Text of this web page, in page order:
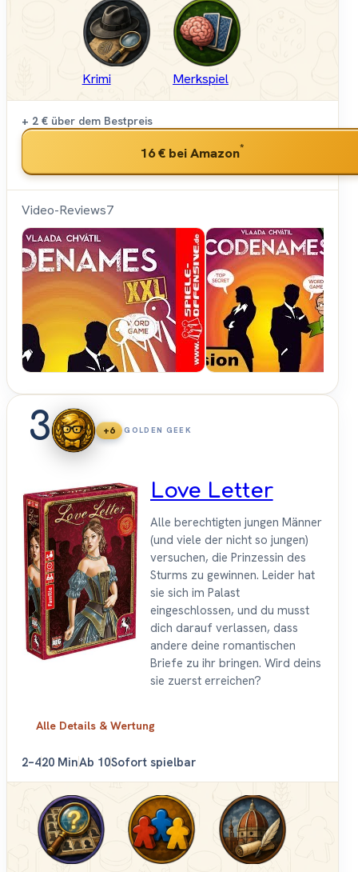
Krimi Merkspiel
+ 2 € über dem Bestpreis
16 € bei Amazon*
Video-Reviews7
Spiele-
Offensive.de
3 +6 GOLDEN GEEK
Love Letter
Alle berechtigten jungen Männer
(und viele der nicht so jungen)
versuchen, die Prinzessin des
Sturms zu gewinnen. Leider hat
sie sich im Palast
eingeschlossen, und du musst
dich darauf verlassen, dass
andere deine romantischen
Briefe zu ihr bringen. Wird deins
sie zuerst erreichen?
Alle Details & Wertung
2–420 MinAb 10Sofort spielbar